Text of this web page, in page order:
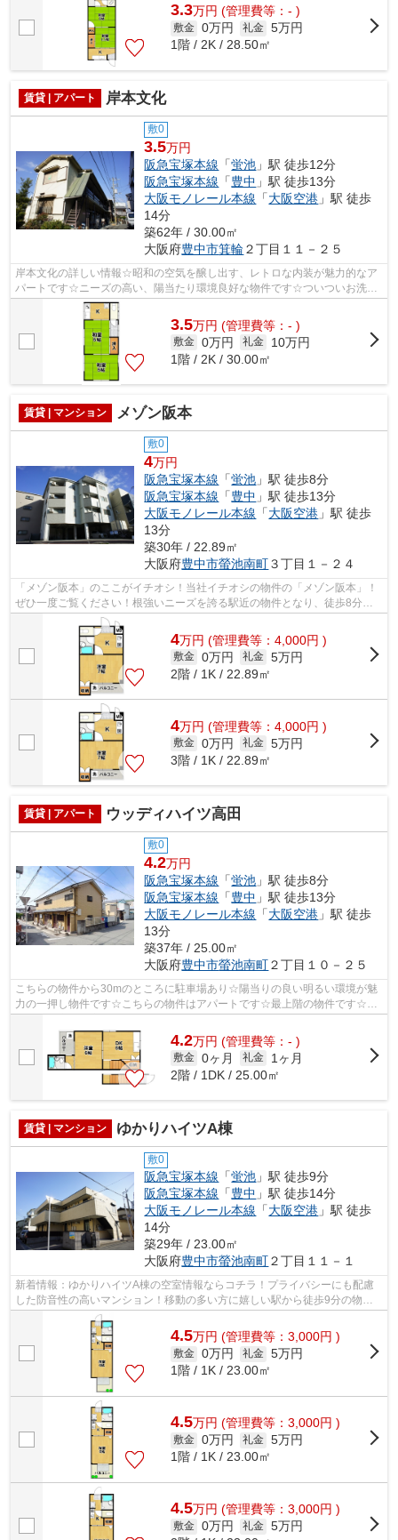
3.3万円 (管理費等：- )
敷金 0万円 礼金 5万円
1階 / 2K / 28.50㎡
賃貸 | アパート 岸本文化
敷0
3.5万円
阪急宝塚本線 「蛍池 」駅 徒歩12分
阪急宝塚本線 「豊中 」駅 徒歩13分
大阪モノレール本線 「大阪空港 」駅 徒歩
14分
築62年 / 30.00㎡
大阪府豊中市箕輪 ２丁目１１－２５
岸本文化の詳しい情報☆昭和の空気を醸し出す、レトロな内装が魅力的なア
パートです☆ニーズの高い、陽当たり環境良好な物件です☆ついついお洗濯
したくなっちゃいますよ☆駅まで徒歩12分...
3.5万円 (管理費等：- )
敷金 0万円 礼金
10万円
1階 / 2K / 30.00㎡
賃貸 | マンション メゾン阪本
敷0
4万円
阪急宝塚本線 「蛍池 」駅 徒歩8分
阪急宝塚本線 「豊中 」駅 徒歩13分
大阪モノレール本線 「大阪空港 」駅 徒歩
13分
築30年 / 22.89㎡
大阪府豊中市螢池南町３丁目１－２４
「メゾン阪本」のここがイチオシ！当社イチオシの物件の「メゾン阪本」！
ぜひ一度ご覧ください！根強いニーズを誇る駅近の物件となり、徒歩8分に
駅があります！こちらはマンションタイ...
4万円 (管理費等：4,000円 )
敷金 0万円 礼金 5万円
2階 / 1K / 22.89㎡
4万円 (管理費等：4,000円 )
敷金 0万円 礼金 5万円
3階 / 1K / 22.89㎡
賃貸 | アパート ウッディハイツ高田
敷0
4.2万円
阪急宝塚本線 「蛍池 」駅 徒歩8分
阪急宝塚本線 「豊中 」駅 徒歩13分
大阪モノレール本線 「大阪空港 」駅 徒歩
13分
築37年 / 25.00㎡
大阪府豊中市螢池南町２丁目１０－２５
こちらの物件から30mのところに駐車場あり☆陽当りの良い明るい環境が魅
力の一押し物件です☆こちらの物件はアパートです☆最上階の物件です☆ア
4.2万円 (管理費等：- )
敷金 0ヶ月 礼金
1ヶ月
2階 / 1DK / 25.00㎡
賃貸 | マンション ゆかりハイツA棟
敷0
阪急宝塚本線 「蛍池 」駅 徒歩9分
阪急宝塚本線 「豊中 」駅 徒歩14分
大阪モノレール本線 「大阪空港 」駅 徒歩
14分
築29年 / 23.00㎡
大阪府豊中市螢池南町２丁目１１－１
新着情報：ゆかりハイツA棟の空室情報ならコチラ！プライバシーにも配慮
した防音性の高いマンション！移動の多い方に嬉しい駅から徒歩9分の物件
です！お問い合わせはinfo@asahi-fs.com...
4.5万円 (管理費等：3,000円 )
敷金 0万円 礼金 5万円
1階 / 1K / 23.00㎡
4.5万円 (管理費等：3,000円 )
敷金 0万円 礼金 5万円
1階 / 1K / 23.00㎡
4.5万円 (管理費等：3,000円 )
敷金 0万円 礼金 5万円